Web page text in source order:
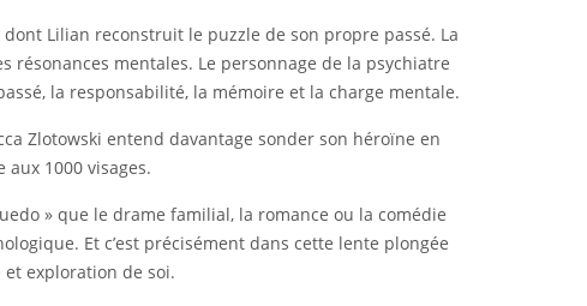
Lilian reconstruit le puzzle de son propre passé. La
résonances mentales. Le personnage de la psychiatre
la responsabilité, la mémoire et la charge mentale.
Zlotowski entend davantage sonder son héroïne en
1000 visages.
» que le drame familial, la romance ou la comédie
Et c’est précisément dans cette lente plongée
exploration de soi.